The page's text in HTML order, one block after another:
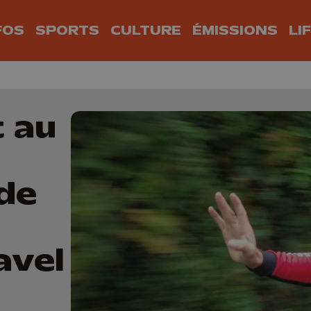
SPORTS CULTURE ÉMISSIONS
au